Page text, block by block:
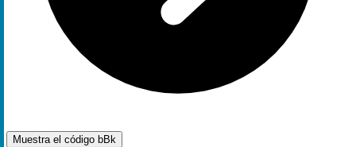
Muestra el código bBk